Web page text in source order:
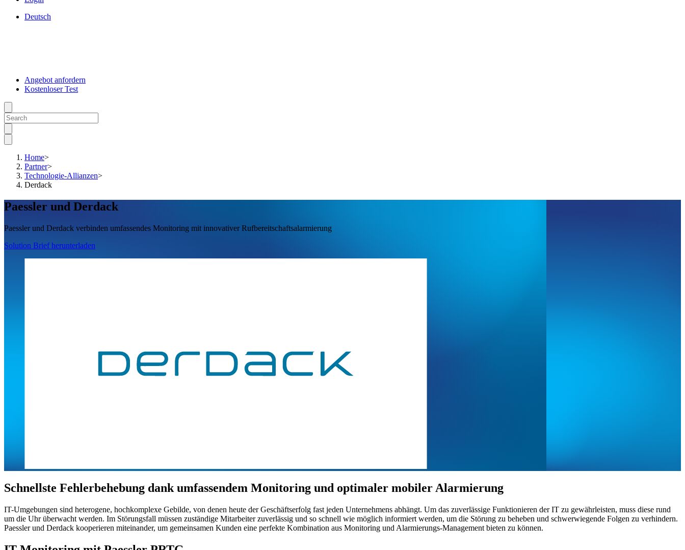
Deutsch
Angebot anfordern
Kostenloser Test
Home>
Partner>
Technologie-Allianzen>
Derdack
Paessler und Derdack
Paessler und Derdack verbinden umfassendes Monitoring mit innovativer Rufbereitschaftsalarmierung
Solution Brief herunterladen
Schnellste Fehlerbehebung dank umfassendem Monitoring und optimaler mobiler Alarmierung
IT-Umgebungen sind heterogene, hochkomplexe Gebilde, von denen heute der Geschäftserfolg fast jeden Unternehmens abhängt. Um das zuverlässige Funktionieren der IT zu gewährleisten, muss diese rund
um die Uhr überwacht werden. Im Störungsfall müssen zuständige Mitarbeiter zuverlässig und so schnell wie möglich informiert werden, um die Störung zu beheben und schwerwiegende Folgen zu verhindern.
Paessler und Derdack kooperieren miteinander, um gemeinsamen Kunden eine perfekte Kombination aus Monitoring und Alarmierungs-Management bieten zu können.